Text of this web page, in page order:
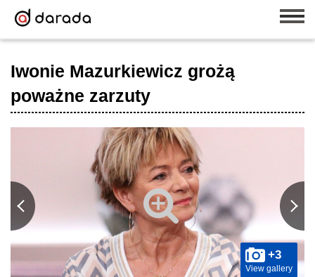
Iwonie Mazurkiewicz grożą
poważne zarzuty
+3
View gallery